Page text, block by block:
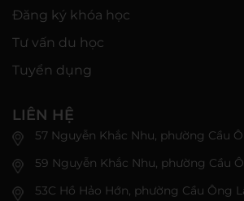
Đăng ký khóa học
Tư vấn du học
Tuyển dụng
LIÊN HỆ
57 Nguyễn Khắc Nhu, phường Cầu
59 Nguyễn Khắc Nhu, phường Cầu
53C Hồ Hảo Hớn, phường Cầu Ông